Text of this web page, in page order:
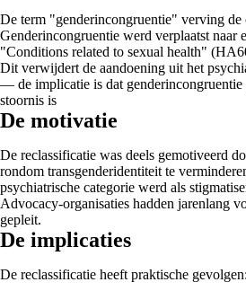
De term "genderincongruentie" verving de
Genderincongruentie werd verplaatst naar
"Conditions related to sexual health"
Dit verwijdert de aandoening uit het
— de implicatie is dat genderincongruentie
stoornis is
De motivatie
De reclassificatie was deels gemotiveerd
rondom transgenderidentiteit te
psychiatrische categorie werd als
Advocacy-organisaties hadden jarenlang
gepleit.
De implicaties
De reclassificatie heeft praktische gevolgen: